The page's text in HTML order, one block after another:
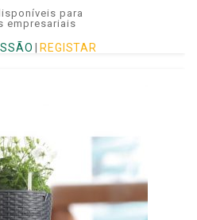
para
empresariais
REGISTAR